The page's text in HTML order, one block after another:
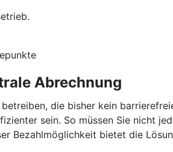
Abrechnung
die bisher kein
sein. So müssen Sie nicht
Bezahlmöglichkeit bietet die